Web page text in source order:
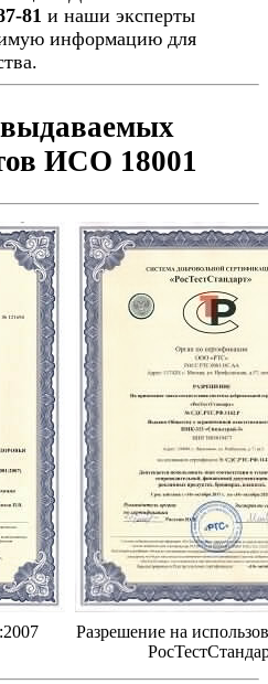
81 и наши эксперты
информацию для
ИСО 18001
Разрешение на